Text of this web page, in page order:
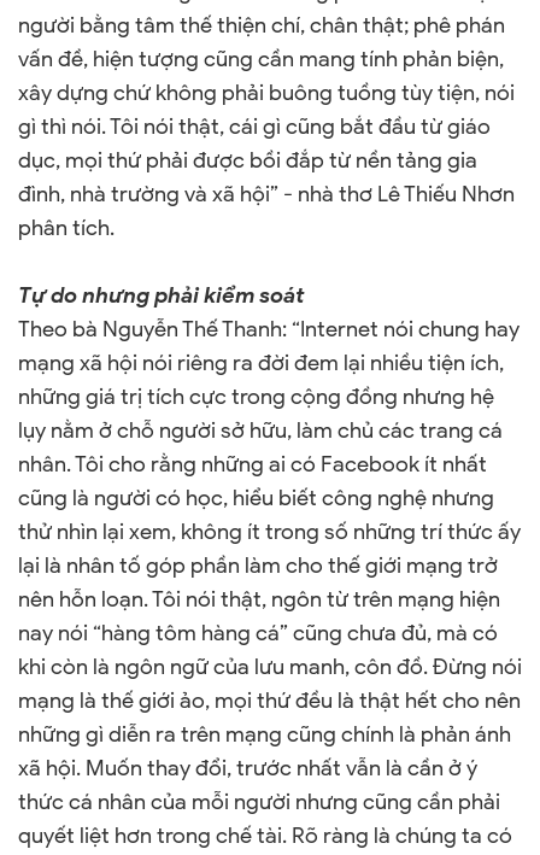
người bằng tâm thế thiện chí, chân thật; phê phán
vấn đề, hiện tượng cũng cần mang tính phản biện,
xây dựng chứ không phải buông tuồng tùy tiện, nói
gì thì nói. Tôi nói thật, cái gì cũng bắt đầu từ giáo
dục, mọi thứ phải được bồi đắp từ nền tảng gia
đình, nhà trường và xã hội” - nhà thơ Lê Thiếu Nhơn
phân tích.
Tự do nhưng phải kiểm soát
Theo bà Nguyễn Thế Thanh: “Internet nói chung hay
mạng xã hội nói riêng ra đời đem lại nhiều tiện ích,
những giá trị tích cực trong cộng đồng nhưng hệ
lụy nằm ở chỗ người sở hữu, làm chủ các trang cá
nhân. Tôi cho rằng những ai có Facebook ít nhất
cũng là người có học, hiểu biết công nghệ nhưng
thử nhìn lại xem, không ít trong số những trí thức ấy
lại là nhân tố góp phần làm cho thế giới mạng trở
nên hỗn loạn. Tôi nói thật, ngôn từ trên mạng hiện
nay nói “hàng tôm hàng cá” cũng chưa đủ, mà có
khi còn là ngôn ngữ của lưu manh, côn đồ. Đừng nói
mạng là thế giới ảo, mọi thứ đều là thật hết cho nên
những gì diễn ra trên mạng cũng chính là phản ánh
xã hội. Muốn thay đổi, trước nhất vẫn là cần ở ý
thức cá nhân của mỗi người nhưng cũng cần phải
quyết liệt hơn trong chế tài. Rõ ràng là chúng ta có